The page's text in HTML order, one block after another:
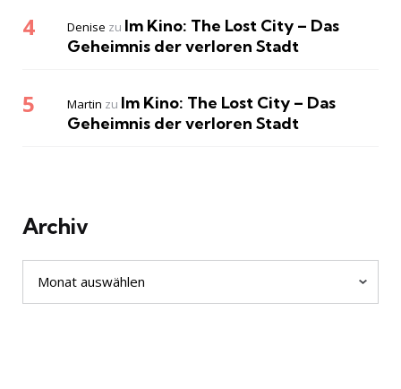
Denise zu Im Kino: The Lost City – Das
Geheimnis der verloren Stadt
Martin zu Im Kino: The Lost City – Das
Geheimnis der verloren Stadt
Archiv
Archiv